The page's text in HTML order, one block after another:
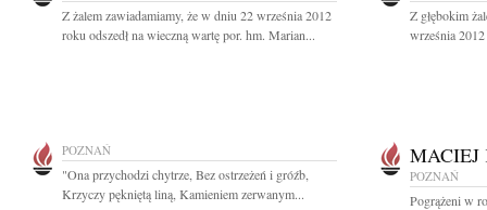
Z żalem zawiadamiamy, że w dniu 22 września 2012
roku odszedł na wieczną wartę por. hm. Marian...
Z głębokim
września
POZNAŃ
"Ona przychodzi chytrze, Bez ostrzeżeń i gróźb,
Krzyczy pękniętą liną, Kamieniem zerwanym...
MACIEJ
POZNAŃ
Pogrążeni w